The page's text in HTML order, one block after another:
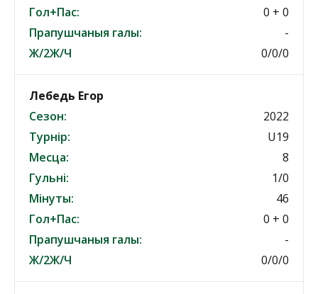
Гол+Пас:
0 + 0
Прапушчаныя галы:
-
Ж/2Ж/Ч
0/0/0
Лебедь Егор
Сезон:
2022
Турнір:
U19
Месца:
8
Гульні:
1/0
Мінуты:
46
Гол+Пас:
0 + 0
Прапушчаныя галы:
-
Ж/2Ж/Ч
0/0/0